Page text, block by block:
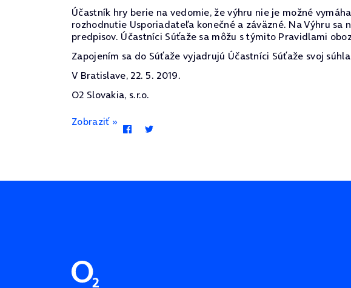
Účastník hry berie na vedomie, že výhru nie je možné
rozhodnutie Usporiadateľa konečné a záväzné. Na Výhru sa
predpisov. Účastníci Súťaže sa môžu s týmito Pravidlami
Zapojením sa do Súťaže vyjadrujú Účastníci Súťaže svoj
V Bratislave, 22. 5. 2019.
O2 Slovakia, s.r.o.
Zobraziť »
Pätička stránky